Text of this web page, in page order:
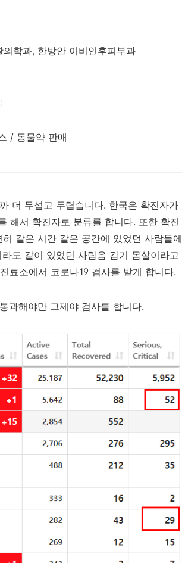
학과, 한방안 이비인후피부과
콤 / 마이타민 / 셀티아이 / 비맥스 / 동물약 판매
더 무섭고 두렵습니다. 한국은 확진자가
해서 확진자로 분류를 합니다. 또한 확진
같은 시간 같은 공간에 있었던 사람들에
도 같이 있었던 사람음 감기 몸살이라고
료소에서 코로나19 검사를 받게 합니다.
과해야만 그제야 검사를 합니다.